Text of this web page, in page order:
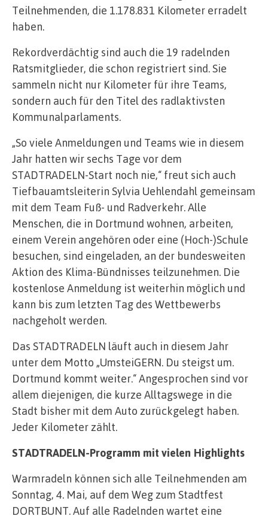
Teilnehmenden, die 1.178.831 Kilometer erradelt
haben.
Rekordverdächtig sind auch die 19 radelnden
Ratsmitglieder, die schon registriert sind. Sie
sammeln nicht nur Kilometer für ihre Teams,
sondern auch für den Titel des radlaktivsten
Kommunalparlaments.
„So viele Anmeldungen und Teams wie in diesem
Jahr hatten wir sechs Tage vor dem
STADTRADELN-Start noch nie,“ freut sich auch
Tiefbauamtsleiterin Sylvia Uehlendahl gemeinsam
mit dem Team Fuß- und Radverkehr. Alle
Menschen, die in Dortmund wohnen, arbeiten,
einem Verein angehören oder eine (Hoch-)Schule
besuchen, sind eingeladen, an der bundesweiten
Aktion des Klima-Bündnisses teilzunehmen. Die
kostenlose Anmeldung ist weiterhin möglich und
kann bis zum letzten Tag des Wettbewerbs
nachgeholt werden.
Das STADTRADELN läuft auch in diesem Jahr
unter dem Motto „UmsteiGERN. Du steigst um.
Dortmund kommt weiter.“ Angesprochen sind vor
allem diejenigen, die kurze Alltagswege in die
Stadt bisher mit dem Auto zurückgelegt haben.
Jeder Kilometer zählt.
STADTRADELN-Programm mit vielen Highlights
Warmradeln können sich alle Teilnehmenden am
Sonntag, 4. Mai, auf dem Weg zum Stadtfest
DORTBUNT. Auf alle Radelnden wartet eine